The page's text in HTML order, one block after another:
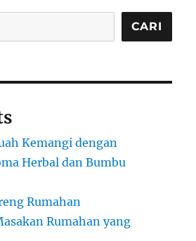
CARI
Kemangi dengan
Herbal dan Bumbu
Rumahan
Rumahan yang